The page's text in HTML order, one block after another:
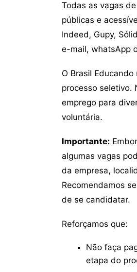
Todas as vagas
públicas e
Indeed, Gupy,
e-mail, whatsApp
O Brasil
processo seletivo.
emprego para
voluntária.
Importante:
algumas vagas
da empresa,
Recomendamos
de se candidatar.
Reforçamos que:
Não faça
etapa do